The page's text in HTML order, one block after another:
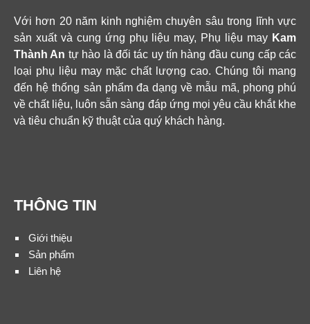
Với hơn 20 năm kinh nghiệm chuyên sâu trong lĩnh vực
sản xuất và cung ứng phụ liệu may, Phụ liệu may Kam
Thành An tự hào là đối tác uy tín hàng đầu cung cấp các
loại phụ liệu may mặc chất lượng cao. Chúng tôi mang
đến hệ thống sản phẩm đa dạng về mẫu mã, phong phú
về chất liệu, luôn sẵn sàng đáp ứng mọi yêu cầu khắt khe
và tiêu chuẩn kỹ thuật của quý khách hàng.
THÔNG TIN
Giới thiệu
Sản phẩm
Liên hệ